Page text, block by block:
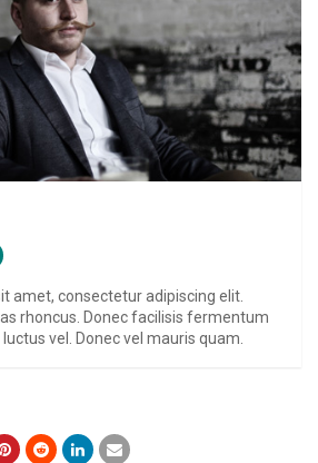
amet, consectetur adipiscing elit.
rhoncus. Donec facilisis fermentum
vel. Donec vel mauris quam.